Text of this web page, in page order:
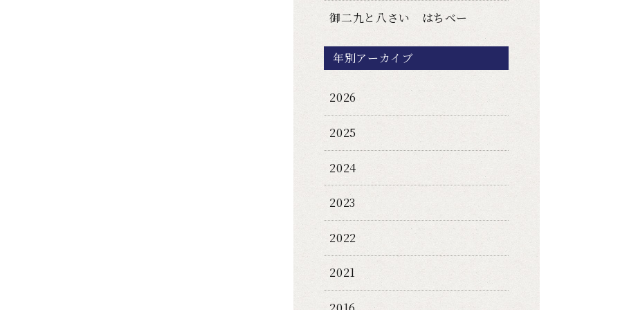
御二九と八さい はちべー
年別アーカイブ
2026
2025
2024
2023
2022
2021